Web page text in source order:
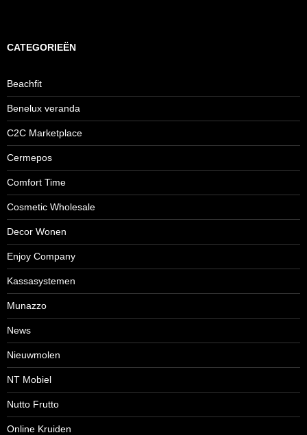
CATEGORIEËN
Beachfit
Benelux veranda
C2C Marketplace
Cermepos
Comfort Time
Cosmetic Wholesale
Decor Wonen
Enjoy Company
Kassasystemen
Munazzo
News
Nieuwmolen
NT Mobiel
Nutto Frutto
Online Kruiden